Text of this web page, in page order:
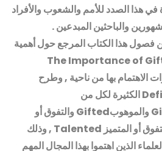
في هذا الصدد للأمم والشعوب والأفراد
والباحثين المبدعين.
فصول هذا الكتاب المرجع حول أهمية
The Importance of
الاهتمام بها من ناحية , وطرح
الكثيرة لكل من
والموهوبGifted والتفوق أو
أو المتميز
وذلك
الذين اهتموا بهذا المجال المهم